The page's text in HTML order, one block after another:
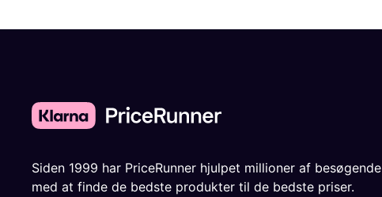
Siden 1999 har PriceRunner hjulpet millioner af besøgende
med at finde de bedste produkter til de bedste priser.